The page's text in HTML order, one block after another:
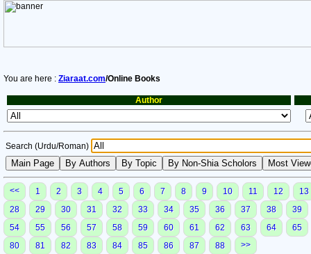
You are here : Ziaraat.com/Online Books
Author
Search (Urdu/Roman)
<< 1 2 3 4 5 6 7 8 9 10 11 12
13
28
29 30 31 32 33 34 35 36 37 38
39
54
55 56 57 58 59 60 61 62 63 64
65
80
81 82 83 84 85 86 87 88
>>